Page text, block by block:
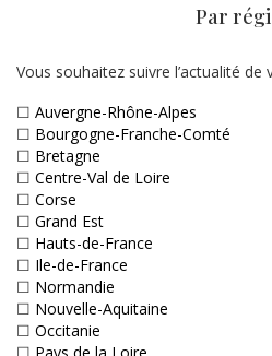
Par
Vous souhaitez suivre l’actualité de
☐ Auvergne-Rhône-Alpes
☐ Bourgogne-Franche-Comté
☐ Bretagne
☐ Centre-Val de Loire
☐ Corse
☐ Grand Est
☐ Hauts-de-France
☐ Ile-de-France
☐ Normandie
☐ Nouvelle-Aquitaine
☐ Occitanie